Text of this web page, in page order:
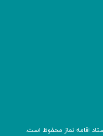
نماز محفوظ است.